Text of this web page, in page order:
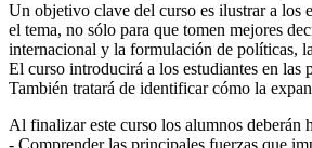
Un objetivo clave del curso es ilustrar a los
el tema, no sólo para que tomen mejores
internacional y la formulación de políticas,
El curso introducirá a los estudiantes en las
También tratará de identificar cómo la
Al finalizar este curso los alumnos deberán
- Comprender las principales fuerzas que